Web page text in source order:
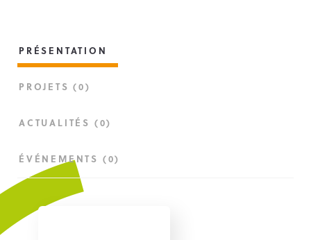
PRÉSENTATION
PROJETS (0)
ACTUALITÉS (0)
ÉVÉNEMENTS (0)